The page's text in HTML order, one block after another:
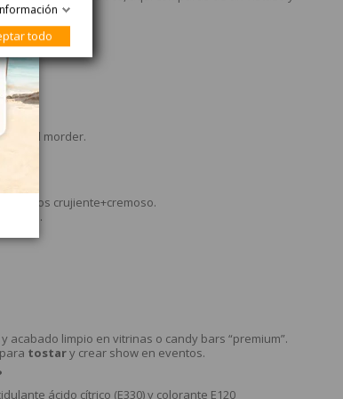
empresa.
al morder.
combos crujiente+cremoso.
acabado limpio en vitrinas o candy bars “premium”.
tostary crear show en eventos.
ácido cítrico (E330) y colorante E120
todo